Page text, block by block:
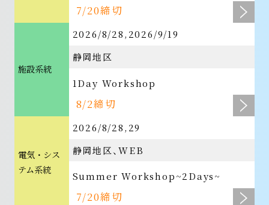
7/20締切
施設系統
2026/8/28,2026/9/19
静岡地区
1Day Workshop
8/2締切
電気・シス
テム系統
2026/8/28,29
静岡地区 WEB
Summer Workshop~2Days~
7/20締切